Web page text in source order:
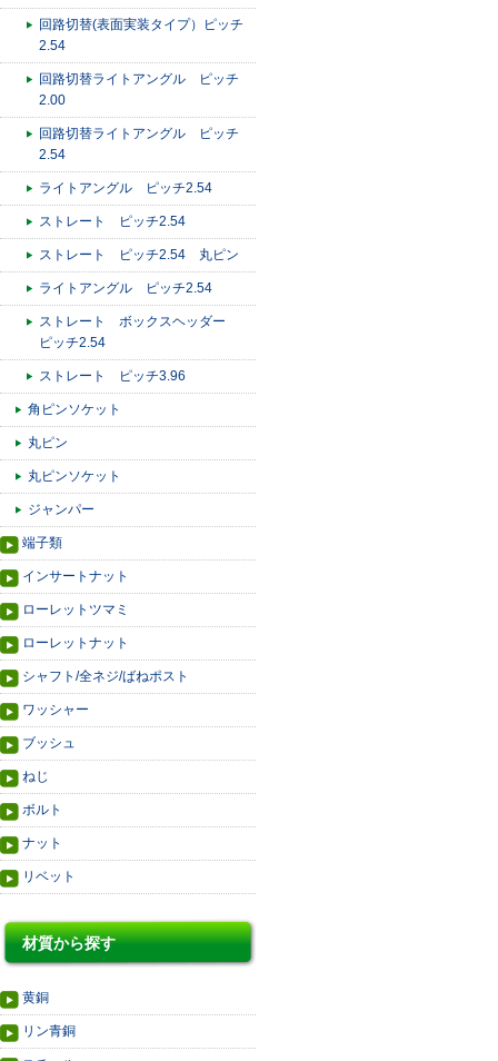
回路切替(表面実装タイプ）ピッチ
2.54
回路切替ライトアングル ピッチ
2.00
回路切替ライトアングル ピッチ
2.54
ライトアングル ピッチ2.54
ストレート ピッチ2.54
ストレート ピッチ2.54 丸ピン
ライトアングル ピッチ2.54
ストレート ボックスヘッダー
ピッチ2.54
ストレート ピッチ3.96
角ピンソケット
丸ピン
丸ピンソケット
ジャンパー
端子類
インサートナット
ローレットツマミ
ローレットナット
シャフト/全ネジ/ばねポスト
ワッシャー
ブッシュ
ねじ
ボルト
ナット
リベット
材質から探す
黄銅
リン青銅